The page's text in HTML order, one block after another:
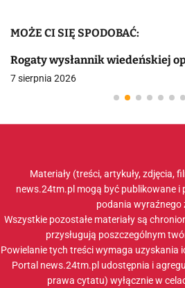
MOŻE CI SIĘ SPODOBAĆ:
Rogaty wysłannik wiedeńskiej
7 sierpnia 2026
Materiały (treści, artykuły, zdjęcia,
news.24tm.pl mogą być publikowane i
podania wyraźnego
Wszystkie pozostałe materiały są
przysługują poszczególnym
Powielanie tych treści wymaga uzyskania
Portal news.24tm.pl udostępnia i
prawa cytatu) wyłącznie w